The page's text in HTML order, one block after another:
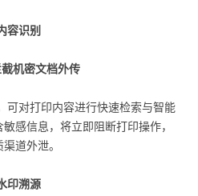
容识别
机密文档外传
可对打印内容进行快速检索与智能
感信息，将立即阻断打印操作，
道外泄。
印溯源